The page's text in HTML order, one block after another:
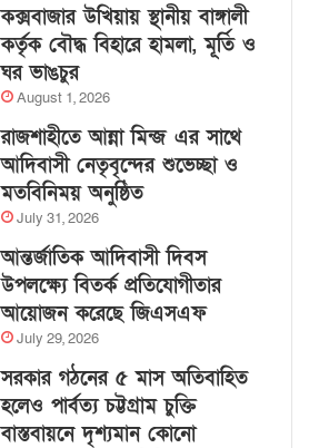
কক্সবাজার উখিয়ায় স্থানীয় বাঙ্গালী
কর্তৃক বৌদ্ধ বিহারে হামলা, মূর্তি ও
ঘর ভাঙচুর
August 1, 2026
রাজশাহীতে আন্না মিন্জ এর সাথে
আদিবাসী নেতৃবৃন্দের শুভেচ্ছা ও
মতবিনিময় অনুষ্ঠিত
July 31, 2026
আন্তর্জাতিক আদিবাসী দিবস
উপলক্ষ্যে বিতর্ক প্রতিযোগীতার
আয়োজন করেছে জিএসএফ
July 29, 2026
সরকার গঠনের ৫ মাস অতিবাহিত
হলেও পার্বত্য চট্টগ্রাম চুক্তি
বাস্তবায়নে দৃশ্যমান কোনো